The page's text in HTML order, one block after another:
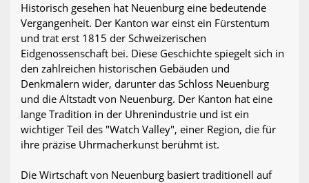
Historisch gesehen hat Neuenburg eine bedeutende
Vergangenheit. Der Kanton war einst ein Fürstentum
und trat erst 1815 der Schweizerischen
Eidgenossenschaft bei. Diese Geschichte spiegelt sich in
den zahlreichen historischen Gebäuden und
Denkmälern wider, darunter das Schloss Neuenburg
und die Altstadt von Neuenburg. Der Kanton hat eine
lange Tradition in der Uhrenindustrie und ist ein
wichtiger Teil des "Watch Valley", einer Region, die für
ihre präzise Uhrmacherkunst berühmt ist.
Die Wirtschaft von Neuenburg basiert traditionell auf